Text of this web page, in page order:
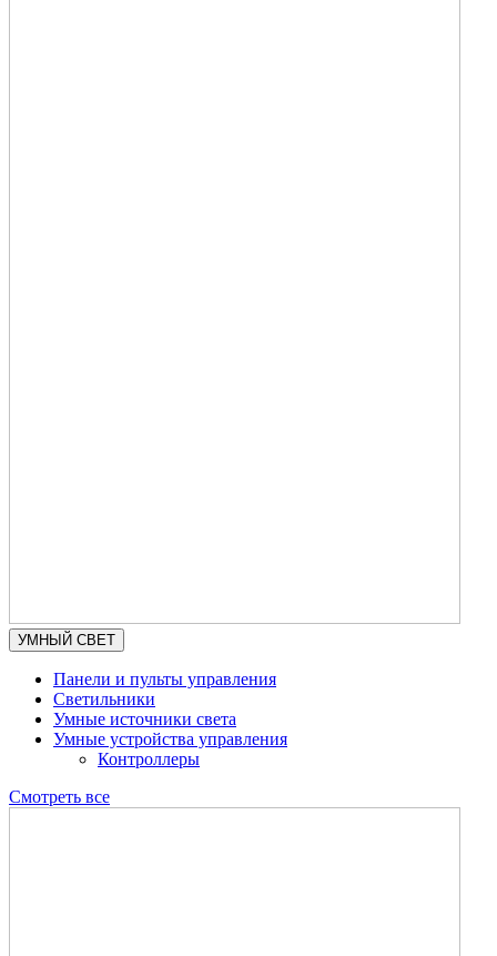
УМНЫЙ СВЕТ
Панели и пульты управления
Светильники
Умные источники света
Умные устройства управления
Контроллеры
Смотреть все